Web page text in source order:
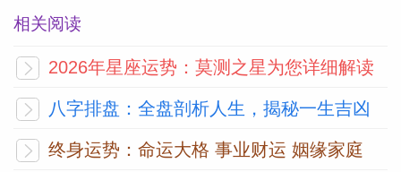
相关阅读
2026年星座运势：莫测之星为您详细解读
八字排盘：全盘剖析人生，揭秘一生吉凶
终身运势：命运大格 事业财运 姻缘家庭